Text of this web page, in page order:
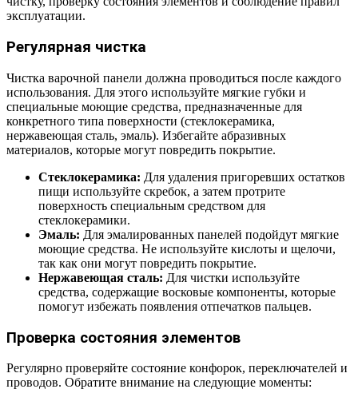
эксплуатации.
Регулярная чистка
Чистка варочной панели должна проводиться после каждого
использования. Для этого используйте мягкие губки и
специальные моющие средства, предназначенные для
конкретного типа поверхности (стеклокерамика,
нержавеющая сталь, эмаль). Избегайте абразивных
материалов, которые могут повредить покрытие.
Стеклокерамика: Для удаления пригоревших остатков
пищи используйте скребок, а затем протрите
поверхность специальным средством для
стеклокерамики.
Эмаль: Для эмалированных панелей подойдут мягкие
моющие средства. Не используйте кислоты и щелочи,
так как они могут повредить покрытие.
Нержавеющая сталь: Для чистки используйте
средства, содержащие восковые компоненты, которые
помогут избежать появления отпечатков пальцев.
Проверка состояния элементов
Регулярно проверяйте состояние конфорок, переключателей и
проводов. Обратите внимание на следующие моменты: